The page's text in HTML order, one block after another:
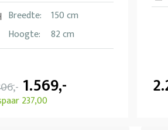
Breedte:
150 cm
Hoogte:
82 cm
1.569,-
237,00